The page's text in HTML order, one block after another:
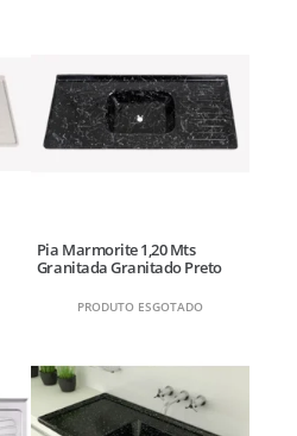
Pia Marmorite 1,20 Mts
Granitada Granitado Preto
PRODUTO ESGOTADO